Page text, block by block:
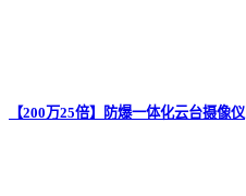
【200万25倍】防爆一体化云台摄像仪